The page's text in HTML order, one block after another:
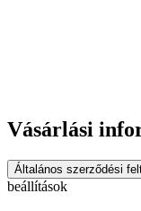
Vásárlási
Általános szerződési
beállítások